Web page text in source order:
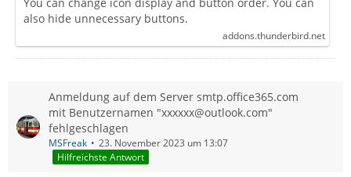
also hide unnecessary buttons.
addons.thunderbird.net
Anmeldung auf dem Server smtp.office365.com
mit Benutzernamen "xxxxxx@outlook.com"
fehlgeschlagen
MSFreak
23. November 2023 um 13:07
Hilfreichste Antwort